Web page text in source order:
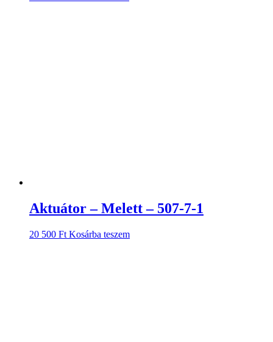
Aktuátor – Melett – 507-7-1
20 500 Ft Kosárba teszem